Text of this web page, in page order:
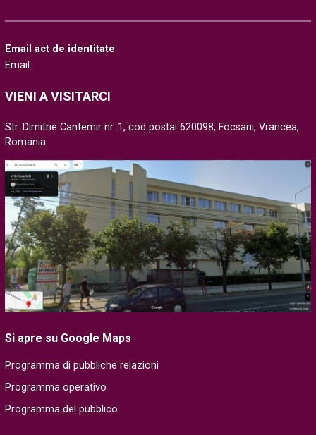
Email act de identitate
Email:
VIENI A VISITARCI
Str. Dimitrie Cantemir nr. 1, cod postal 620098, Focsani, Vrancea,
Romania
Si apre su Google Maps
Programma di pubbliche relazioni
Programma operativo
Programma del pubblico